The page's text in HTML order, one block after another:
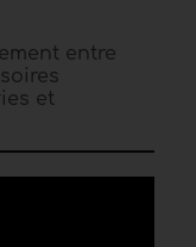
entre
et